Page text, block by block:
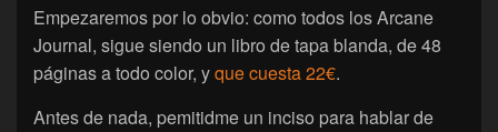
Empezaremos por lo obvio: como todos los Arcane
Journal, sigue siendo un libro de tapa blanda, de 48
páginas a todo color, yque cuesta 22€.
Antes de nada, pemitidme un inciso para hablar de